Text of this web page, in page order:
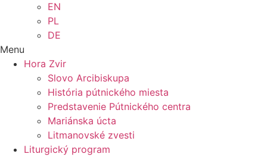
EN
PL
DE
Menu
Hora Zvir
Slovo Arcibiskupa
História pútnického miesta
Predstavenie Pútnického centra
Mariánska úcta
Litmanovské zvesti
Liturgický program